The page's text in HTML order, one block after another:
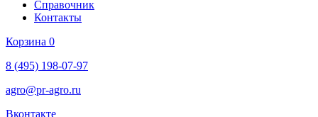
Справочник
Контакты
Корзина 0
8 (495) 198-07-97
agro@pr-agro.ru
Вконтакте